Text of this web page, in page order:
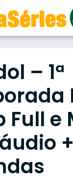
– 1ª
Full e
+